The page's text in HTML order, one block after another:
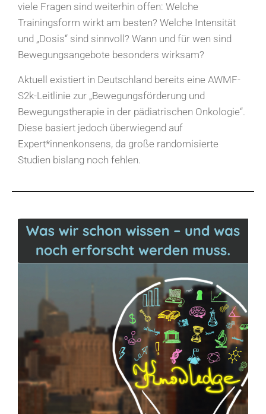
viele Fragen sind weiterhin offen: Welche
Trainingsform wirkt am besten? Welche Intensität
und „Dosis“ sind sinnvoll? Wann und für wen sind
Bewegungsangebote besonders wirksam?
Aktuell existiert in Deutschland bereits eine AWMF-
S2k-Leitlinie zur „Bewegungsförderung und
Bewegungstherapie in der pädiatrischen Onkologie“.
Diese basiert jedoch überwiegend auf
Expert*innenkonsens, da große randomisierte
Studien bislang noch fehlen.